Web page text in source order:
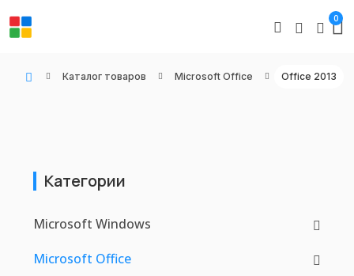
0
Каталог товаров Microsoft Office Office 2013
Категории
Microsoft Windows
Microsoft Office